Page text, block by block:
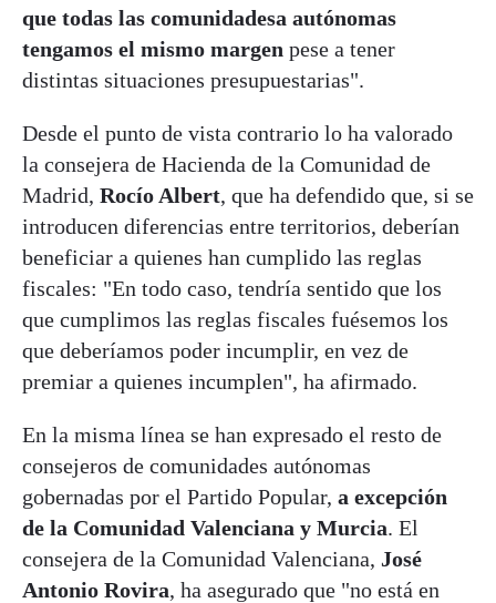
que todas las comunidadesa autónomas
tengamos el mismo margen pese a tener
distintas situaciones presupuestarias".
Desde el punto de vista contrario lo ha valorado
la consejera de Hacienda de la Comunidad de
Madrid, Rocío Albert, que ha defendido que, si se
introducen diferencias entre territorios, deberían
beneficiar a quienes han cumplido las reglas
fiscales: "En todo caso, tendría sentido que los
que cumplimos las reglas fiscales fuésemos los
que deberíamos poder incumplir, en vez de
premiar a quienes incumplen", ha afirmado.
En la misma línea se han expresado el resto de
consejeros de comunidades autónomas
gobernadas por el Partido Popular, a excepción
de la Comunidad Valenciana y Murcia. El
consejera de la Comunidad Valenciana, José
Antonio Rovira, ha asegurado que "no está en